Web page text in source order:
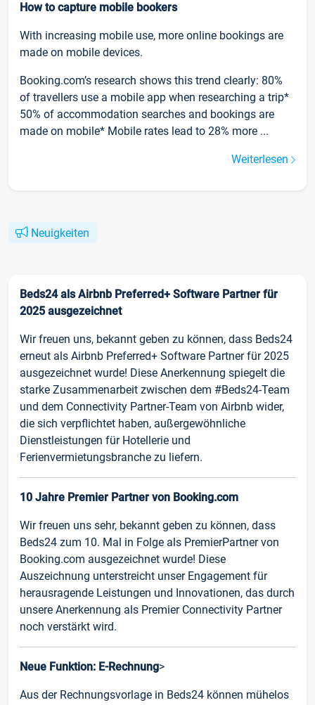
How to capture mobile bookers
With increasing mobile use, more online bookings are
made on mobile devices.
Booking.com’s research shows this trend clearly: 80%
of travellers use a mobile app when researching a trip*
50% of accommodation searches and bookings are
made on mobile* Mobile rates lead to 28% more ...
Weiterlesen
Neuigkeiten
Beds24 als Airbnb Preferred+ Software Partner für
2025 ausgezeichnet
Wir freuen uns, bekannt geben zu können, dass Beds24
erneut als Airbnb Preferred+ Software Partner für 2025
ausgezeichnet wurde! Diese Anerkennung spiegelt die
starke Zusammenarbeit zwischen dem #Beds24-Team
und dem Connectivity Partner-Team von Airbnb wider,
die sich verpflichtet haben, außergewöhnliche
Dienstleistungen für Hotellerie und
Ferienvermietungsbranche zu liefern.
10 Jahre Premier Partner von Booking.com
Wir freuen uns sehr, bekannt geben zu können, dass
Beds24 zum 10. Mal in Folge als PremierPartner von
Booking.com ausgezeichnet wurde! Diese
Auszeichnung unterstreicht unser Engagement für
herausragende Leistungen und Innovationen, das durch
unsere Anerkennung als Premier Connectivity Partner
noch verstärkt wird.
Neue Funktion: E-Rechnung>
Aus der Rechnungsvorlage in Beds24 können mühelos